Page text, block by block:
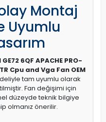
Montaj
Uyumlu
GE72 6QF APACHE PRO-
Cpu and Vga Fan OEM
tam uyumlu olarak
Fan değişimi için
düzeyde teknik bilgiye
olmanız önerilir.